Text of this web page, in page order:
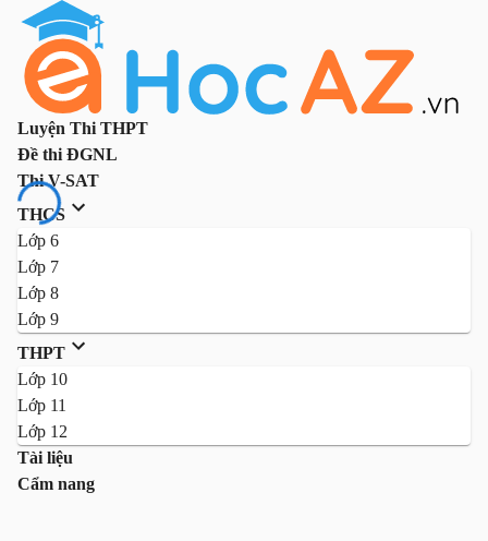
Luyện Thi THPT
Đề thi ĐGNL
Thi V-SAT
THCS
Lớp 6
Lớp 7
Lớp 8
Lớp 9
THPT
Lớp 10
Lớp 11
Lớp 12
Tài liệu
Cẩm nang